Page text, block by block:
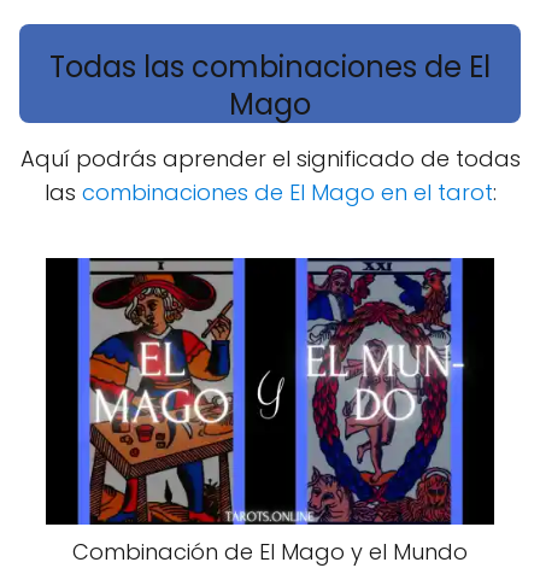
Todas las combinaciones de El
Mago
Aquí podrás aprender el significado de todas
las combinaciones de El Mago en el tarot:
Combinación de El Mago y el Mundo